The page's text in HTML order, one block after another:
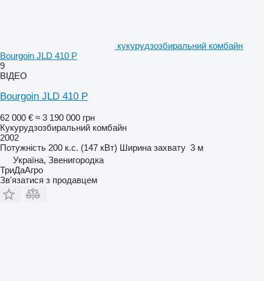
кукурудзозбиральний комбайн
Bourgoin JLD 410 P
9
ВІДЕО
Bourgoin JLD 410 P
62 000 € ≈ 3 190 000 грн
Кукурудзозбиральний комбайн
2002
Потужність 200 к.с. (147 кВт) Ширина захвату 3 м
Україна, Звенигородка
ТриДаАгро
Зв'язатися з продавцем